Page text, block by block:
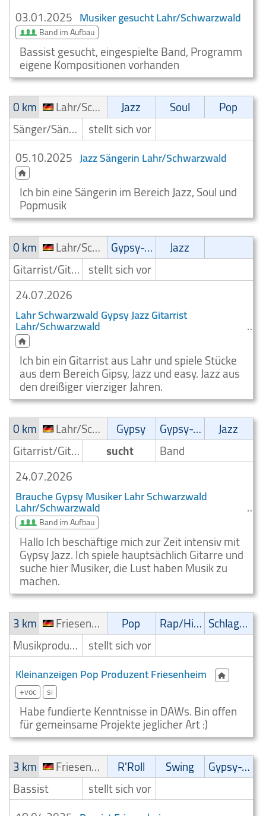
03.01.2025 Musiker gesucht Lahr/Schwarzwald
Band im Aufbau
Bassist gesucht, eingespielte Band, Programm
eigene Kompositionen vorhanden
0 km
Lahr/Schwarzwald Jazz Soul
Pop
Sänger/Sängerin stellt sich vor
05.10.2025 Jazz Sängerin Lahr/Schwarzwald
Ich bin eine Sängerin im Bereich Jazz, Soul und
Popmusik
0 km
Lahr/Schwarzwald Gypsy-Jazz
Jazz
Gitarrist/Gitarrenspieler stellt sich vor
24.07.2026
Lahr Schwarzwald Gypsy Jazz Gitarrist
Lahr/Schwarzwald
Ich bin ein Gitarrist aus Lahr und spiele Stücke
aus dem Bereich Gipsy, Jazz und easy. Jazz aus
den dreißiger vierziger Jahren.
0 km
Lahr/Schwarzwald Gypsy Gypsy-Jazz
Jazz
Gitarrist/Gitarrenspieler
sucht
Band
24.07.2026
Brauche Gypsy Musiker Lahr Schwarzwald
Lahr/Schwarzwald
Band im Aufbau
Hallo Ich beschäftige mich zur Zeit intensiv mit
Gypsy Jazz. Ich spiele hauptsächlich Gitarre und
suche hier Musiker, die Lust haben Musik zu
machen.
3 km
Friesenheim Pop Rap/Hip-Hop/RnB
Schlager
Musikproduzent stellt sich vor
Kleinanzeigen Pop Produzent Friesenheim
+voc si
Habe fundierte Kenntnisse in DAWs. Bin offen
für gemeinsame Projekte jeglicher Art :)
3 km
Friesenheim R'Roll Swing
Gypsy-Jazz
Bassist
stellt sich vor